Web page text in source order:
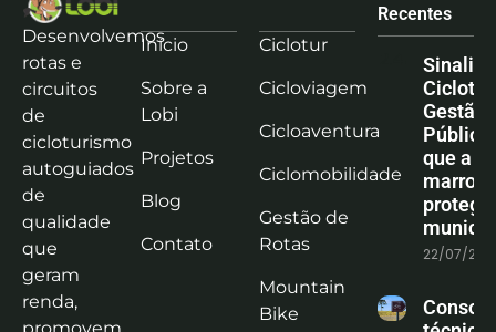
Desenvolvemos
rotas e
circuitos
de
cicloturismo
autoguiados
de
qualidade
que
geram
renda,
Início
Sobre a
Lobi
Projetos
Blog
Contato
Ciclotur
Cicloviagem
Cicloaventura
Ciclomobilidade
Gestão de
Rotas
Mountain
Bike
Recentes
Gestão
que a
marrom
protege
22/07/